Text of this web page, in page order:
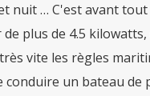
nuit … C'est avant
plus de 4.5 kilowatts,
vite les règles
un bateau de